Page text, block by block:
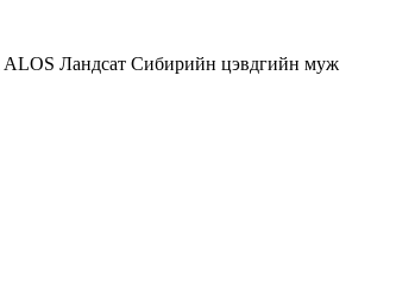
ALOS Ландсат Сибирийн цэвдгийн муж